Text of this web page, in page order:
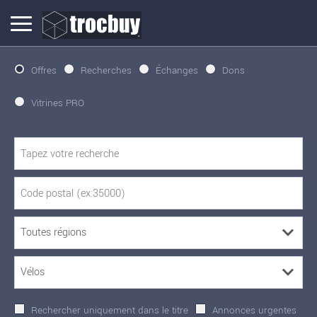
Offres Recherches Échanges Dons
Vitrines PRO
Rechercher uniquement dans le titre Annonces urgentes